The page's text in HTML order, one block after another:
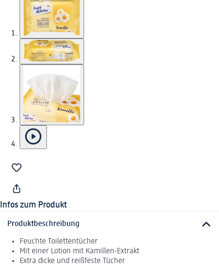
Infos zum Produkt
Produktbeschreibung
Feuchte Toilettentücher
Mit einer Lotion mit Kamillen-Extrakt
Extra dicke und reißfeste Tücher